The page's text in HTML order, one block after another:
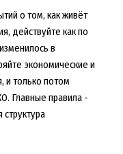
о том, как живёт
действуйте как по
в
экономические и
и только потом
Главные правила -